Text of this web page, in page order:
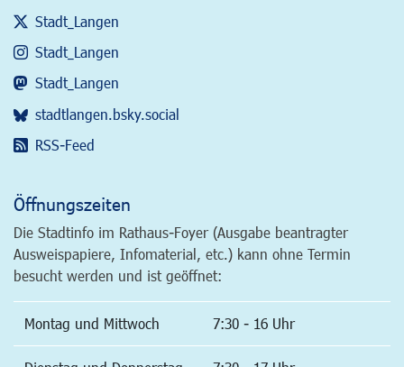
Stadt_Langen
Stadt_Langen
Stadt_Langen
stadtlangen.bsky.social
RSS-Feed
Öffnungszeiten
Die Stadtinfo im Rathaus-Foyer (Ausgabe beantragter
Ausweispapiere, Infomaterial, etc.) kann ohne Termin
besucht werden und ist geöffnet:
Montag und Mittwoch 7:30 - 16 Uhr